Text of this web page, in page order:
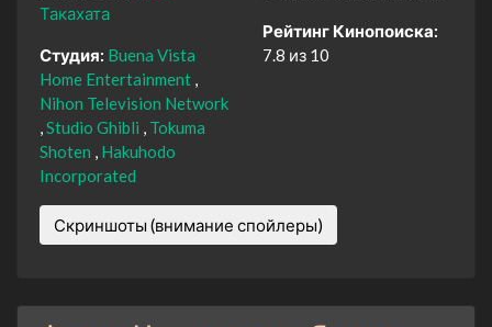
Такахата
Студия: Buena Vista
Home Entertainment
Nihon Television Network
Studio Ghibli
Tokuma
Shoten
Hakuhodo
Incorporated
Рейтинг Кинопоиска:
7.8 из 10
Скриншоты (внимание спойлеры)